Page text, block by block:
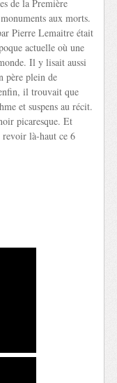
de la Première
aux morts.
Pierre Lemaitre était
actuelle où une
Il y lisait aussi
père plein de
il trouvait que
et suspens au récit.
picaresque. Et
là-haut ce 6